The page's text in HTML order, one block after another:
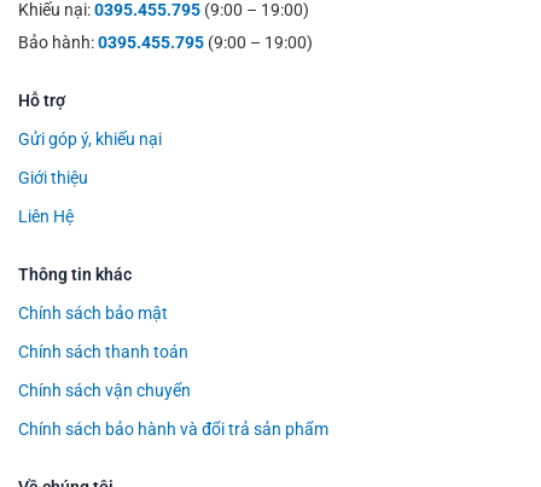
Khiếu nại:0395.455.795 (9:00 – 19:00)
Bảo hành:0395.455.795 (9:00 – 19:00)
Hỗ trợ
Gửi góp ý, khiếu nại
Giới thiệu
Liên Hệ
Thông tin khác
Chính sách bảo mật
Chính sách thanh toán
Chính sách vận chuyển
Chính sách bảo hành và đổi trả sản phẩm